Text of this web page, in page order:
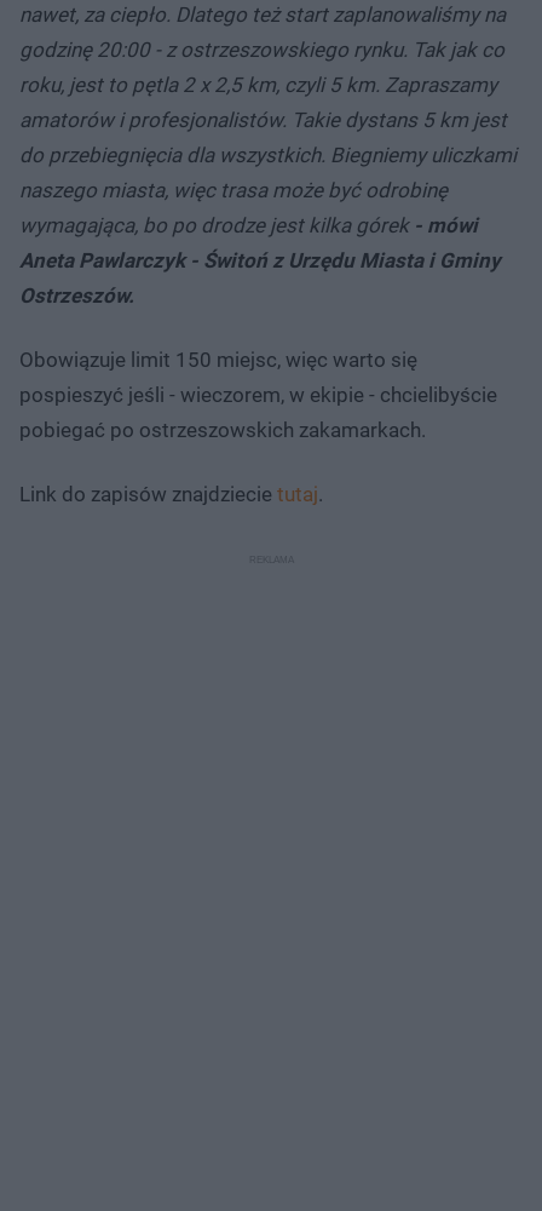
nawet, za ciepło. Dlatego też start zaplanowaliśmy na
godzinę 20:00 - z ostrzeszowskiego rynku. Tak jak co
roku, jest to pętla 2 x 2,5 km, czyli 5 km. Zapraszamy
amatorów i profesjonalistów. Takie dystans 5 km jest
do przebiegnięcia dla wszystkich. Biegniemy uliczkami
naszego miasta, więc trasa może być odrobinę
wymagająca, bo po drodze jest kilka górek - mówi
Aneta Pawlarczyk - Świtoń z Urzędu Miasta i Gminy
Ostrzeszów.
Obowiązuje limit 150 miejsc, więc warto się
pospieszyć jeśli - wieczorem, w ekipie - chcielibyście
pobiegać po ostrzeszowskich zakamarkach.
Link do zapisów znajdziecie tutaj.